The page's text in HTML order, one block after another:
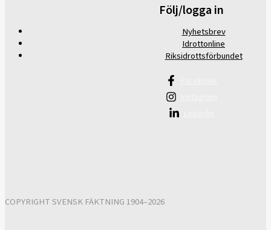
Följ/logga in
Nyhetsbrev
Idrottonline
Riksidrottsförbundet
COPYRIGHT SVENSK FÄKTNING 1904–2026